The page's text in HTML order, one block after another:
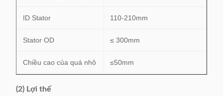
ID Stator 110-210mm
Stator OD ≤ 300mm
Chiều cao của quá nhô ≤50mm
Chế độ Laccing
(2) Lợi thế